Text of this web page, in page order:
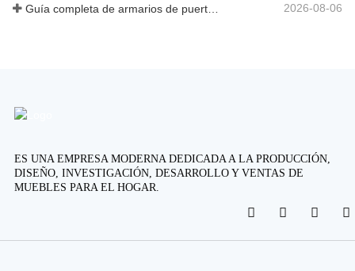
2026-08-06
ES UNA EMPRESA MODERNA DEDICADA A LA PRODUCCIÓN,
DISEÑO, INVESTIGACIÓN, DESARROLLO Y VENTAS DE
MUEBLES PARA EL HOGAR.